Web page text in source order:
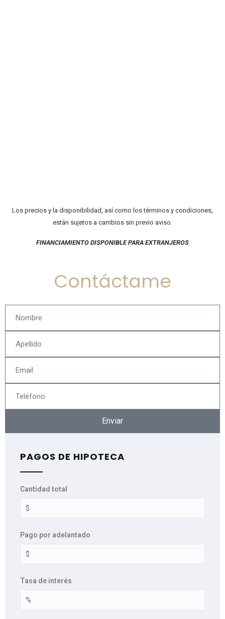
Los precios y la disponibilidad, así como los términos y condiciones,
están sujetos a cambios sin previo aviso.
FINANCIAMIENTO DISPONIBLE PARA EXTRANJEROS
Contáctame
Enviar
PAGOS DE HIPOTECA
Cantidad total
Pago por adelantado
Tasa de interés